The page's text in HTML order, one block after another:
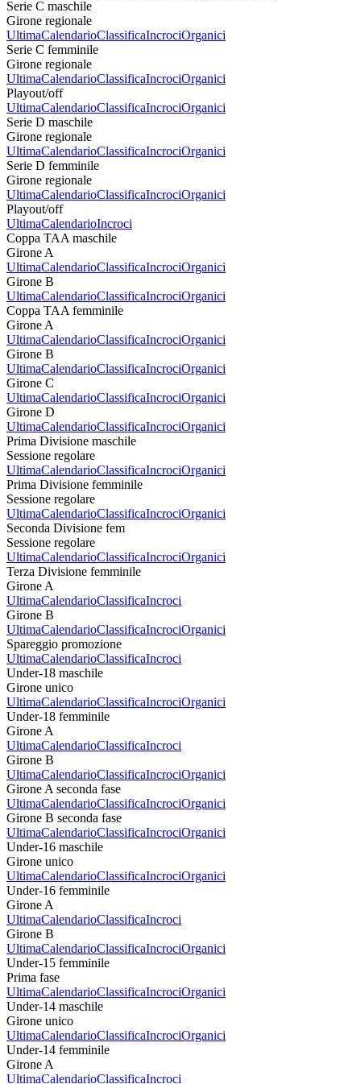
Serie C maschile
Girone regionale
UltimaCalendarioClassificaIncrociOrganici
Serie C femminile
Girone regionale
UltimaCalendarioClassificaIncrociOrganici
Playout/off
UltimaCalendarioClassificaIncrociOrganici
Serie D maschile
Girone regionale
UltimaCalendarioClassificaIncrociOrganici
Serie D femminile
Girone regionale
UltimaCalendarioClassificaIncrociOrganici
Playout/off
UltimaCalendarioIncroci
Coppa TAA maschile
Girone A
UltimaCalendarioClassificaIncrociOrganici
Girone B
UltimaCalendarioClassificaIncrociOrganici
Coppa TAA femminile
Girone A
UltimaCalendarioClassificaIncrociOrganici
Girone B
UltimaCalendarioClassificaIncrociOrganici
Girone C
UltimaCalendarioClassificaIncrociOrganici
Girone D
UltimaCalendarioClassificaIncrociOrganici
Prima Divisione maschile
Sessione regolare
UltimaCalendarioClassificaIncrociOrganici
Prima Divisione femminile
Sessione regolare
UltimaCalendarioClassificaIncrociOrganici
Seconda Divisione fem
Sessione regolare
UltimaCalendarioClassificaIncrociOrganici
Terza Divisione femminile
Girone A
UltimaCalendarioClassificaIncroci
Girone B
UltimaCalendarioClassificaIncrociOrganici
Spareggio promozione
UltimaCalendarioClassificaIncroci
Under-18 maschile
Girone unico
UltimaCalendarioClassificaIncrociOrganici
Under-18 femminile
Girone A
UltimaCalendarioClassificaIncroci
Girone B
UltimaCalendarioClassificaIncrociOrganici
Girone A seconda fase
UltimaCalendarioClassificaIncrociOrganici
Girone B seconda fase
UltimaCalendarioClassificaIncrociOrganici
Under-16 maschile
Girone unico
UltimaCalendarioClassificaIncrociOrganici
Under-16 femminile
Girone A
UltimaCalendarioClassificaIncroci
Girone B
UltimaCalendarioClassificaIncrociOrganici
Under-15 femminile
Prima fase
UltimaCalendarioClassificaIncrociOrganici
Under-14 maschile
Girone unico
UltimaCalendarioClassificaIncrociOrganici
Under-14 femminile
Girone A
UltimaCalendarioClassificaIncroci